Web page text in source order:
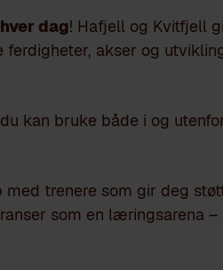
dag! Hafjell og Kvitfjell
akser og
kan bruke både i og
trenere som gir deg
som en læringsarena